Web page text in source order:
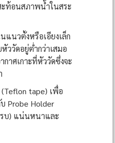
ะท้อนสภาพน้ำในสระ
แนวตั้งหรือเอียงเล็ก
ววัดอยู่ต่ำกว่าเสมอ
าศเกาะที่หัววัดซึ่งจะ
tape) เพื่อ
Probe Holder
บ) แน่นหนาและ